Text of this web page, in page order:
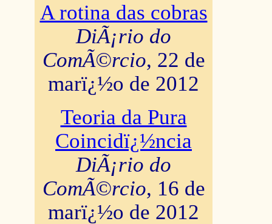
A rotina das cobras
DiÃ¡rio do
ComÃ©rcio, 22 de
marï¿½o de 2012
Teoria da Pura
Coincidï¿½ncia
DiÃ¡rio do
ComÃ©rcio, 16 de
marï¿½o de 2012